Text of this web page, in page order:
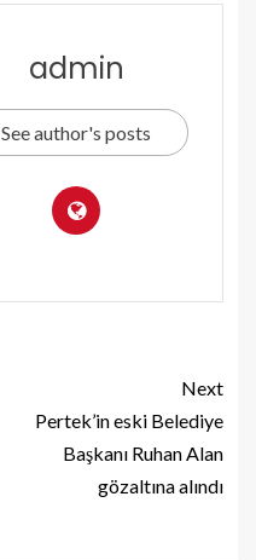
admin
See author's posts
Next
Pertek’in eski Belediye
Başkanı Ruhan Alan
gözaltına alındı